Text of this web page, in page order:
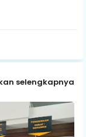
selengkapnya